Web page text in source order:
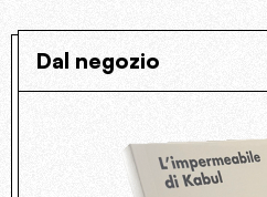
Dal negozio